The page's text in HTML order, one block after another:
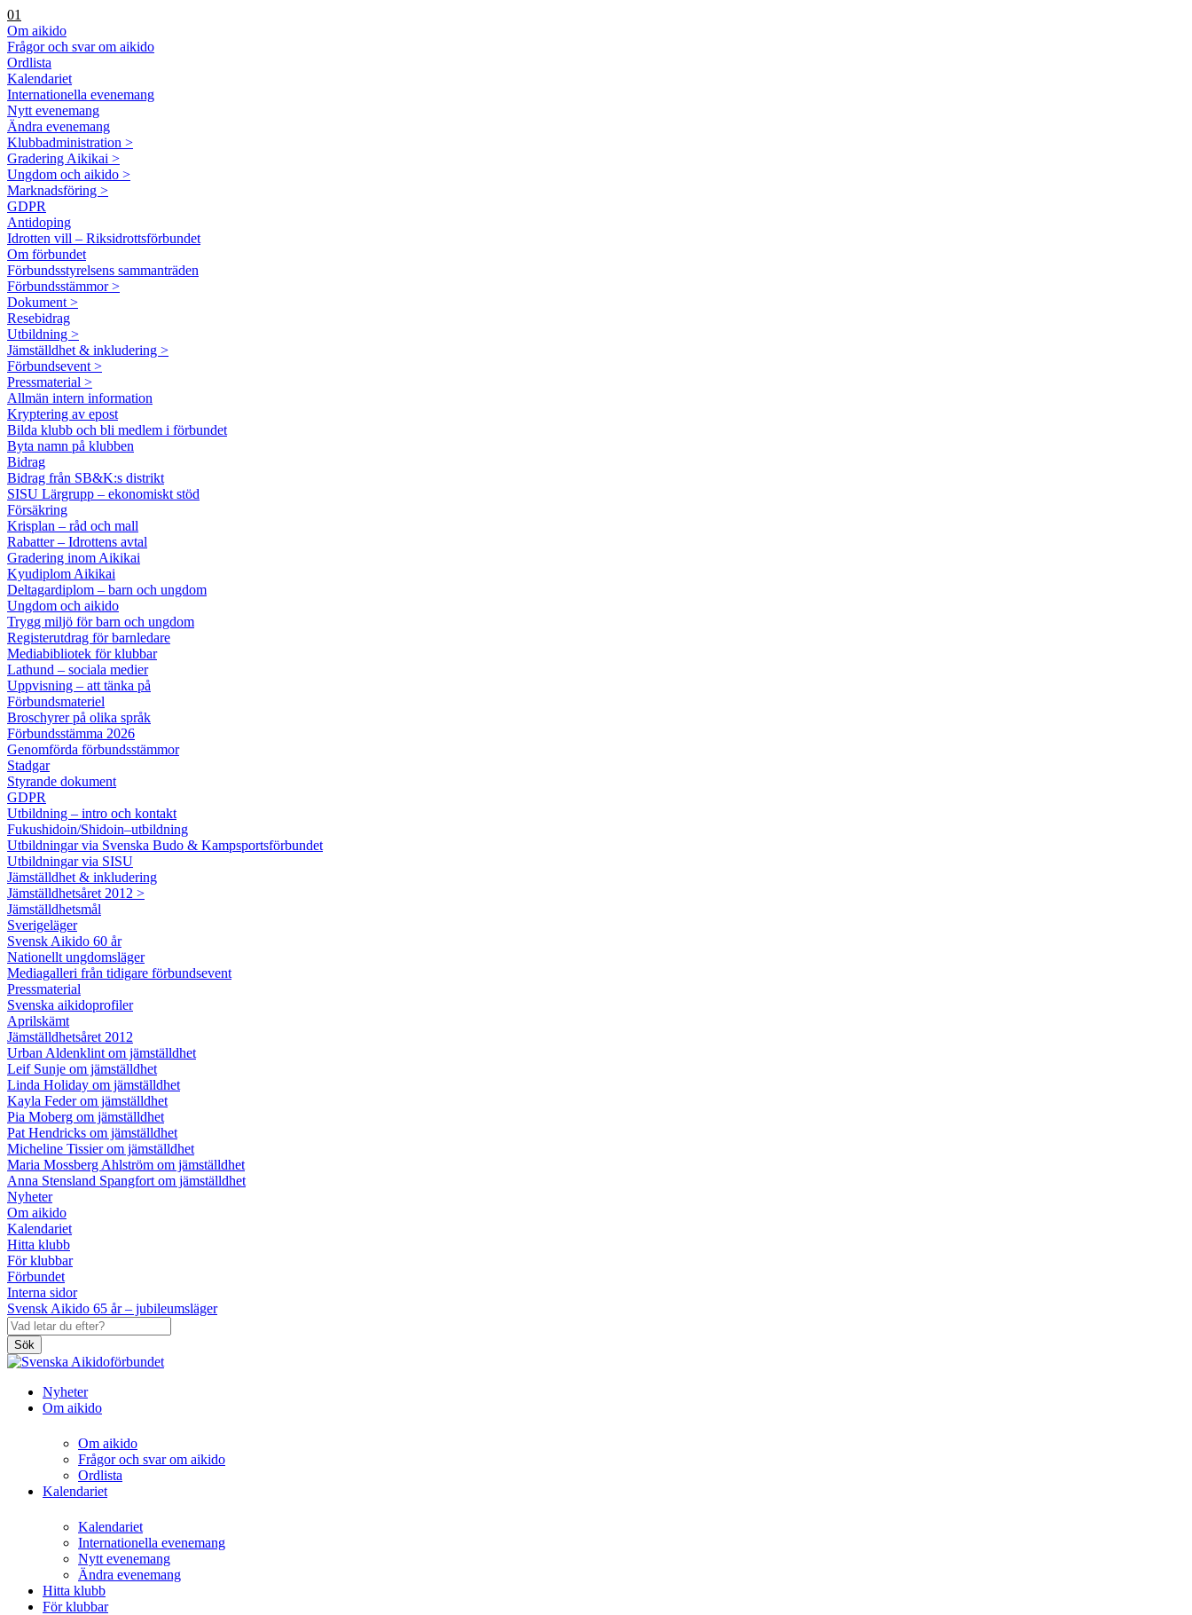
01
Om aikido
Frågor och svar om aikido
Ordlista
Kalendariet
Internationella evenemang
Nytt evenemang
Ändra evenemang
Klubbadministration >
Gradering Aikikai >
Ungdom och aikido >
Marknadsföring >
GDPR
Antidoping
Idrotten vill – Riksidrottsförbundet
Om förbundet
Förbundsstyrelsens sammanträden
Förbundsstämmor >
Dokument >
Resebidrag
Utbildning >
Jämställdhet & inkludering >
Förbundsevent >
Pressmaterial >
Allmän intern information
Kryptering av epost
Bilda klubb och bli medlem i förbundet
Byta namn på klubben
Bidrag
Bidrag från SB&K:s distrikt
SISU Lärgrupp – ekonomiskt stöd
Försäkring
Krisplan – råd och mall
Rabatter – Idrottens avtal
Gradering inom Aikikai
Kyudiplom Aikikai
Deltagardiplom – barn och ungdom
Ungdom och aikido
Trygg miljö för barn och ungdom
Registerutdrag för barnledare
Mediabibliotek för klubbar
Lathund – sociala medier
Uppvisning – att tänka på
Förbundsmateriel
Broschyrer på olika språk
Förbundsstämma 2026
Genomförda förbundsstämmor
Stadgar
Styrande dokument
GDPR
Utbildning – intro och kontakt
Fukushidoin/Shidoin–utbildning
Utbildningar via Svenska Budo & Kampsportsförbundet
Utbildningar via SISU
Jämställdhet & inkludering
Jämställdhetsåret 2012 >
Jämställdhetsmål
Sverigeläger
Svensk Aikido 60 år
Nationellt ungdomsläger
Mediagalleri från tidigare förbundsevent
Pressmaterial
Svenska aikidoprofiler
Aprilskämt
Jämställdhetsåret 2012
Urban Aldenklint om jämställdhet
Leif Sunje om jämställdhet
Linda Holiday om jämställdhet
Kayla Feder om jämställdhet
Pia Moberg om jämställdhet
Pat Hendricks om jämställdhet
Micheline Tissier om jämställdhet
Maria Mossberg Ahlström om jämställdhet
Anna Stensland Spangfort om jämställdhet
Nyheter
Om aikido
Kalendariet
Hitta klubb
För klubbar
Förbundet
Interna sidor
Svensk Aikido 65 år – jubileumsläger
Sök
Nyheter
Om aikido
Om aikido
Frågor och svar om aikido
Ordlista
Kalendariet
Kalendariet
Internationella evenemang
Nytt evenemang
Ändra evenemang
Hitta klubb
För klubbar